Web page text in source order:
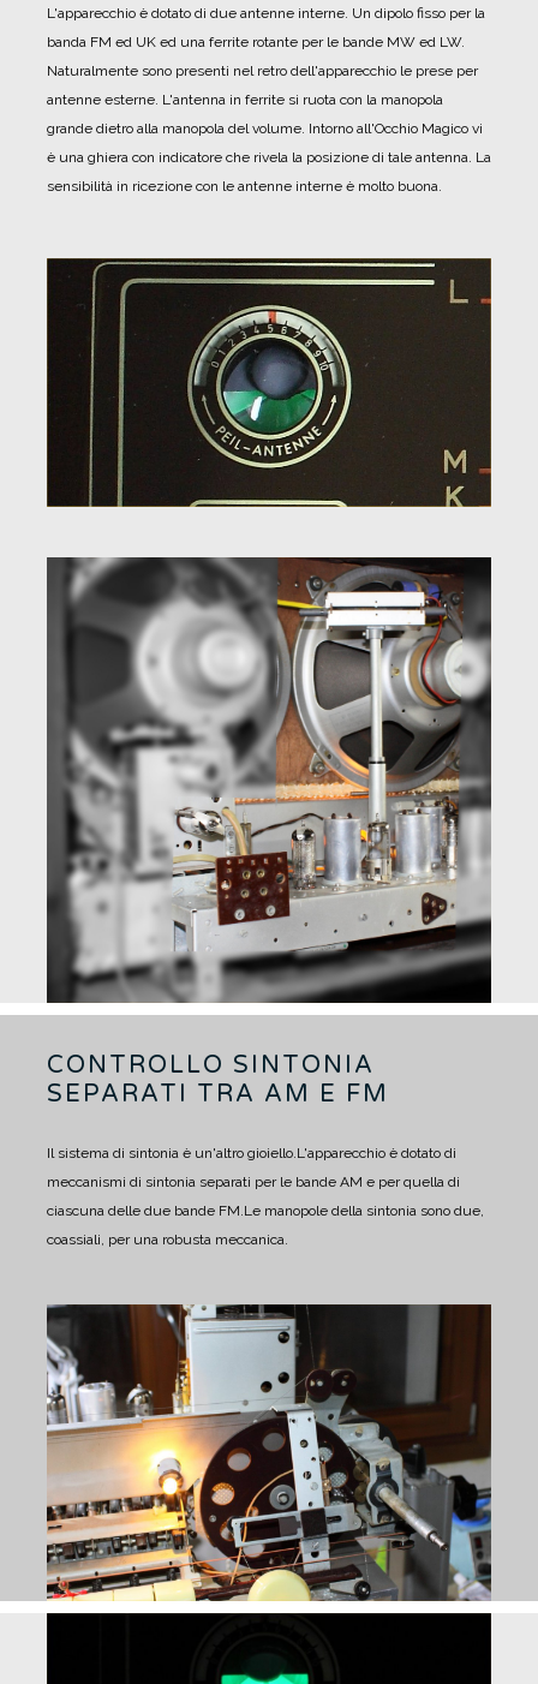
L'apparecchio è dotato di due antenne interne. Un dipolo fisso per la
banda FM ed UK ed una ferrite rotante per le bande MW ed LW.
Naturalmente sono presenti nel retro dell'apparecchio le prese per
antenne esterne. L'antenna in ferrite si ruota con la manopola
grande dietro alla manopola del volume. Intorno all'Occhio Magico vi
è una ghiera con indicatore che rivela la posizione di tale antenna. La
sensibilità in ricezione con le antenne interne è molto buona.
CONTROLLO SINTONIA
SEPARATI TRA AM E FM
Il sistema di sintonia è un'altro gioiello.L'apparecchio è dotato di
meccanismi di sintonia separati per le bande AM e per quella di
ciascuna delle due bande FM.Le manopole della sintonia sono due,
coassiali, per una robusta meccanica.